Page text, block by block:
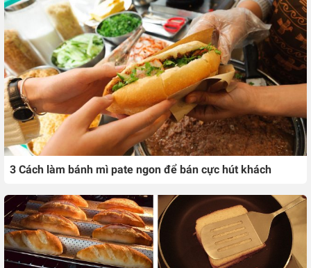
3 Cách làm bánh mì pate ngon để bán cực hút khách